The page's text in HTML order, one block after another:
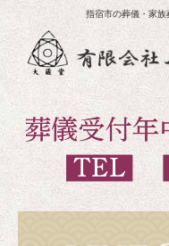
指宿市でご葬儀のこと
ご逝去・お急ぎの方へ
指宿市の斎場・葬儀場
浄敬会館本館斎場
指宿市の葬儀・家